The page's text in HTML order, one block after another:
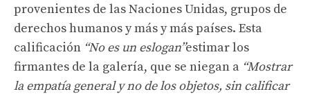
provenientes de las Naciones Unidas, grupos de
derechos humanos y más y más países. Esta
calificación “No es un eslogan”estimar los
firmantes de la galería, que se niegan a “Mostrar
la empatía general y no de los objetos, sin calificar